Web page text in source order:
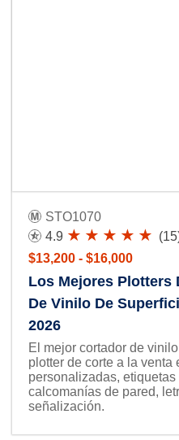
STO1070
4.9
$13,200 - $16,000
Los Mejores Plotters
De Vinilo De
2026
El mejor cortador de
plotter de corte a la
personalizadas,
calcomanías de pared,
señalización.